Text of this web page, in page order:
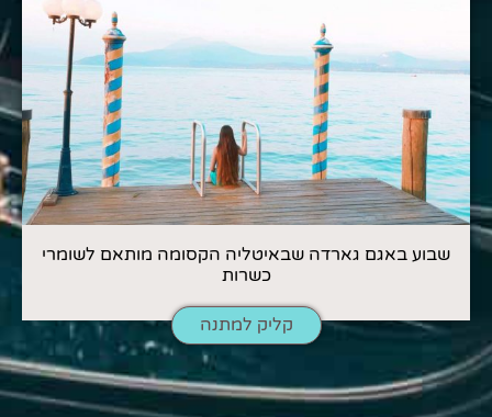
שבוע באגם גארדה שבאיטליה הקסומה מותאם לשומרי
כשרות
קליק למתנה